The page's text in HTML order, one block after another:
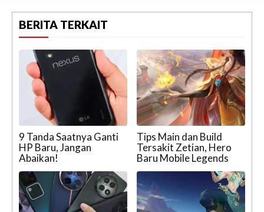
BERITA TERKAIT
9 Tanda Saatnya Ganti
HP Baru, Jangan
Abaikan!
Tips Main dan Build
Tersakit Zetian, Hero
Baru Mobile Legends